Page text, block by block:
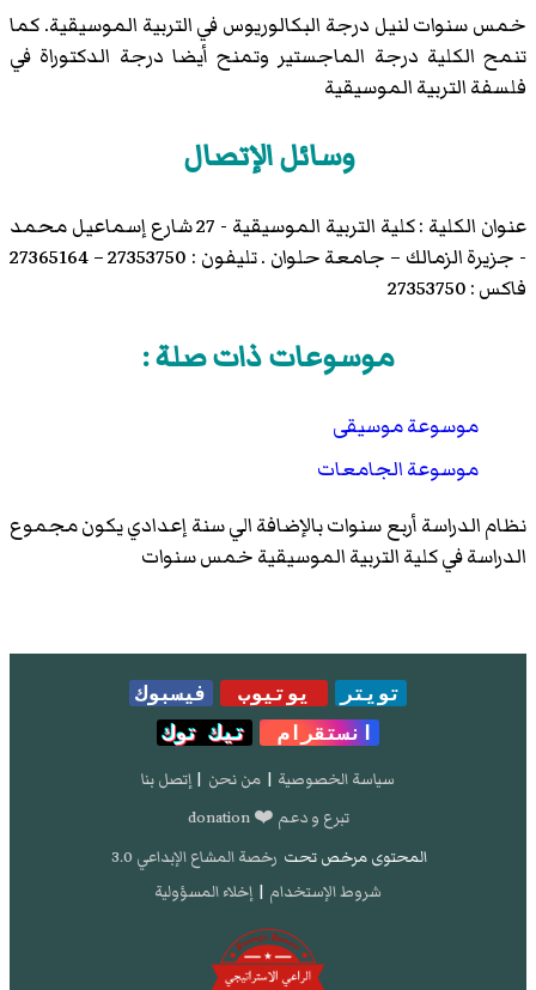
خمس سنوات لنيل درجة البكالوريوس في التربية الموسيقية. كما
تنمح الكلية درجة الماجستير وتمنح أيضا درجة الدكتوراة في
فلسفة التربية الموسيقية
وسائل الإتصال
عنوان الكلية : كلية التربية الموسيقية - 27 شارع إسماعيل محمد
- جزيرة الزمالك – جامعة حلوان . تليفون : 27353750 – 27365164
فاكس : 27353750
موسوعات ذات صلة :
موسوعة موسيقى
موسوعة الجامعات
نظام الدراسة أربع سنوات بالإضافة الي سنة إعدادي يكون مجموع
الدراسة في كلية التربية الموسيقية خمس سنوات
تويتر يوتيوب
فيسبوك
انستقرام
تيك توك
سياسة الخصوصية | من نحن | إتصل بنا
تبرع و دعم ❤️ donation
المحتوى مرخص تحت رخصة المشاع الإبداعي 3.0
شروط الإستخدام | إخلاء المسؤولية